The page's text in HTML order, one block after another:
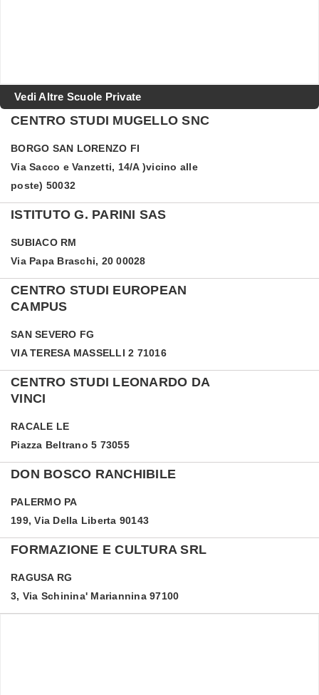
Vedi Altre Scuole Private
CENTRO STUDI MUGELLO SNC
BORGO SAN LORENZO FI
Via Sacco e Vanzetti, 14/A )vicino alle
poste) 50032
ISTITUTO G. PARINI SAS
SUBIACO RM
Via Papa Braschi, 20 00028
CENTRO STUDI EUROPEAN
CAMPUS
SAN SEVERO FG
VIA TERESA MASSELLI 2 71016
CENTRO STUDI LEONARDO DA
VINCI
RACALE LE
Piazza Beltrano 5 73055
DON BOSCO RANCHIBILE
PALERMO PA
199, Via Della Liberta 90143
FORMAZIONE E CULTURA SRL
RAGUSA RG
3, Via Schinina' Mariannina 97100